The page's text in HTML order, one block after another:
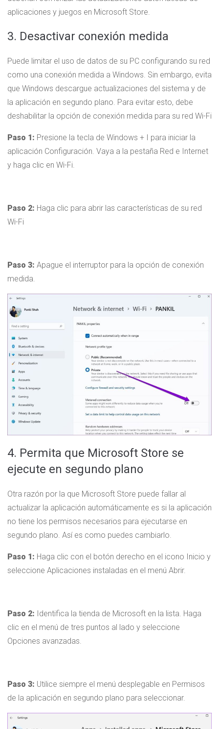
aplicaciones y juegos en Microsoft Store.
3. Desactivar conexión medida
Puede limitar el uso de datos de su PC configurando su red
como una conexión medida a Windows. Sin embargo, evita
que Windows descargue actualizaciones del sistema y de
la aplicación en segundo plano. Para evitar esto, debe
deshabilitar la opción de conexión medida para su red Wi-Fi
Paso 1: Presione la tecla de Windows + I para iniciar la
aplicación Configuración. Vaya a la pestaña Red e Internet
y haga clic en Wi-Fi.
Paso 2: Haga clic para abrir las características de su red
Wi-Fi
Paso 3: Apague el interruptor para la opción de conexión
medida.
4. Permita que Microsoft Store se
ejecute en segundo plano
Otra razón por la que Microsoft Store puede fallar al
actualizar la aplicación automáticamente es si la aplicación
no tiene los permisos necesarios para ejecutarse en
segundo plano. Así es como puedes cambiarlo.
Paso 1: Haga clic con el botón derecho en el icono Inicio y
seleccione Aplicaciones instaladas en el menú Abrir.
Paso 2: Identifica la tienda de Microsoft en la lista. Haga
clic en el menú de tres puntos al lado y seleccione
Opciones avanzadas.
Paso 3: Utilice siempre el menú desplegable en Permisos
de la aplicación en segundo plano para seleccionar.